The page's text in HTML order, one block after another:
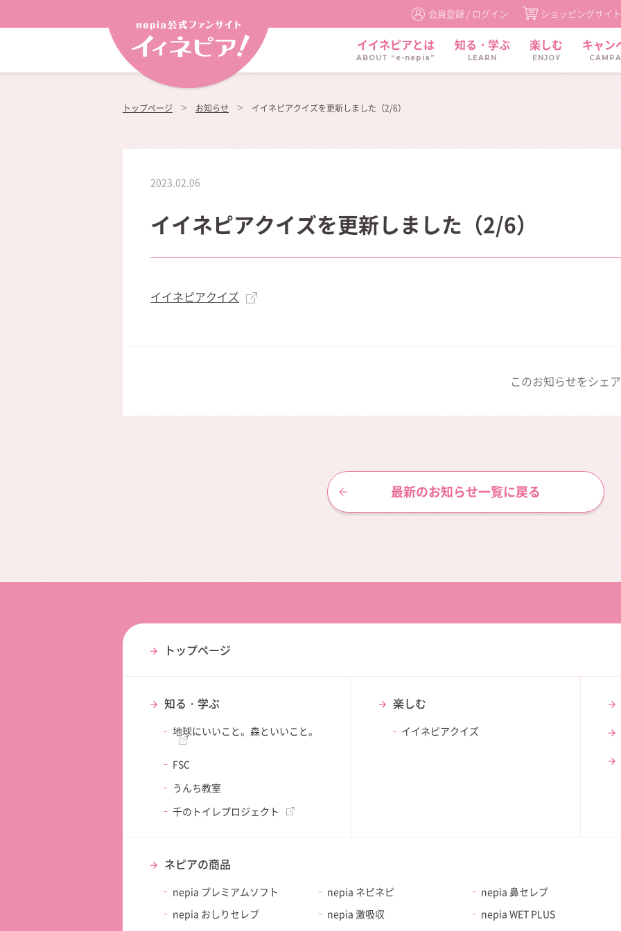
会員登録 / ログイン
イイネピアとは
ABOUT “e-nepia”
知る・学ぶ
LEARN
楽しむ
ENJOY
キャン
ショッピングサイト
トップページ お知らせ イイネピアクイズを更新しました（2/6）
2023.02.06
イイネピアクイズを更新しました（2/6）
イイネピアクイズ
このお知らせをシェ
最新のお知らせ一覧に戻る
トップページ
知る・学ぶ
地球にいいこと。森といいこと。
FSC
うんち教室
千のトイレプロジェクト
楽しむ
イイネピアクイズ
ネピアの商品
nepia プレミアムソフト nepia ネピネピ
nepia 鼻セレブ
nepia おしりセレブ
nepia 激吸収
nepia WET PLUS